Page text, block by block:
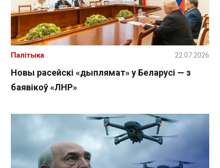
Новы расейскі «дыплямат» у Беларусі — з
баявікоў «ЛНР»
Палітыка 22.07.2026